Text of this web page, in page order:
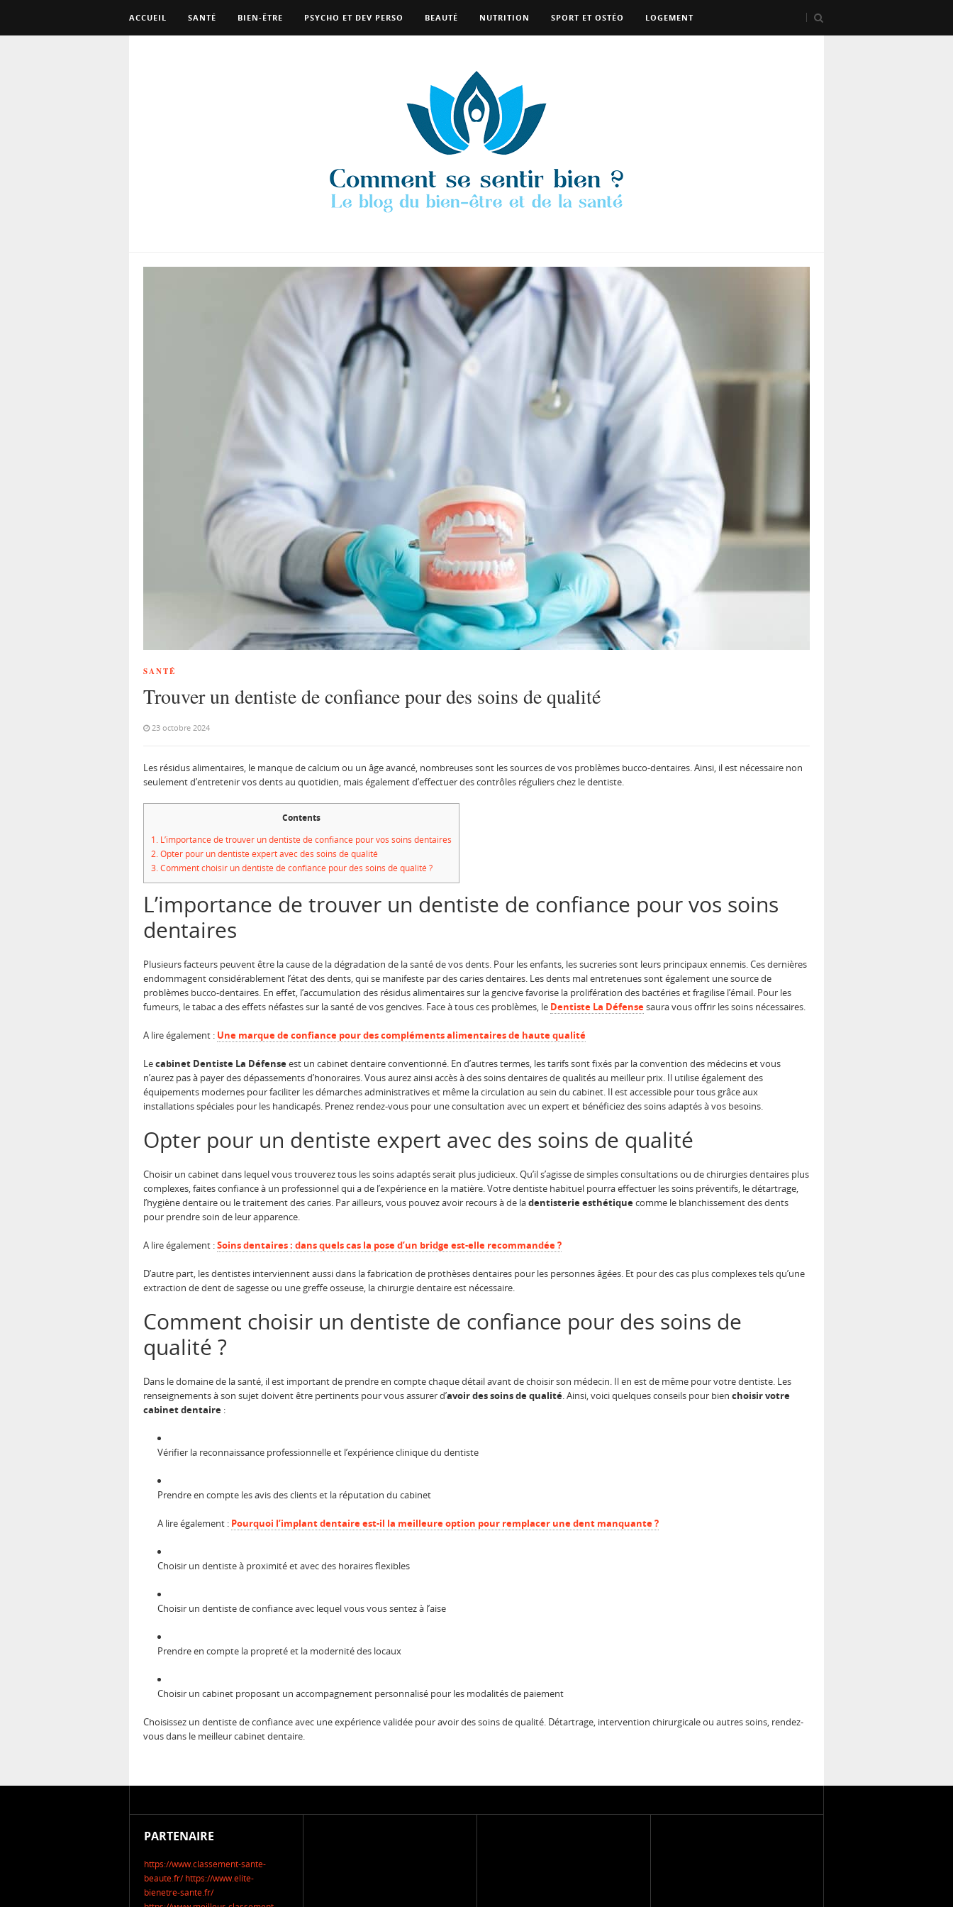
ACCUEIL SANTÉ BIEN-ÊTRE PSYCHO ET DEV PERSO BEAUTÉ NUTRITION SPORT ET OSTÉO LOGEMENT
SANTÉ
Trouver un dentiste de confiance pour des soins de qualité
23 octobre 2024
Les résidus alimentaires, le manque de calcium ou un âge avancé, nombreuses sont les sources de vos problèmes bucco-dentaires. Ainsi, il est nécessaire non
seulement d’entretenir vos dents au quotidien, mais également d’effectuer des contrôles réguliers chez le dentiste.
Contents
1. L’importance de trouver un dentiste de confiance pour vos soins dentaires
2.Opter pour un dentiste expert avec des soins de qualité
3.Comment choisir un dentiste de confiance pour des soins de qualité ?
L’importance de trouver un dentiste de confiance pour vos soins
dentaires
Plusieurs facteurs peuvent être la cause de la dégradation de la santé de vos dents. Pour les enfants, les sucreries sont leurs principaux ennemis. Ces dernières
endommagent considérablement l’état des dents, qui se manifeste par des caries dentaires. Les dents mal entretenues sont également une source de
problèmes bucco-dentaires. En effet, l’accumulation des résidus alimentaires sur la gencive favorise la prolifération des bactéries et fragilise l’émail. Pour les
fumeurs, le tabac a des effets néfastes sur la santé de vos gencives. Face à tous ces problèmes, le Dentiste La Défensesaura vous offrir les soins nécessaires.
A lire également : Une marque de confiance pour des compléments alimentaires de haute qualité
Lecabinet Dentiste La Défenseest un cabinet dentaire conventionné. En d’autres termes, les tarifs sont fixés par la convention des médecins et vous
n’aurez pas à payer des dépassements d’honoraires. Vous aurez ainsi accès à des soins dentaires de qualités au meilleur prix. Il utilise également des
équipements modernes pour faciliter les démarches administratives et même la circulation au sein du cabinet. Il est accessible pour tous grâce aux
installations spéciales pour les handicapés. Prenez rendez-vous pour une consultation avec un expert et bénéficiez des soins adaptés à vos besoins.
Opter pour un dentiste expert avec des soins de qualité
Choisir un cabinetdans lequel vous trouverez tous les soins adaptés serait plus judicieux. Qu’il s’agisse de simples consultations ou de chirurgies dentaires plus
complexes, faites confiance à un professionnel qui a de l’expérience en la matière. Votre dentiste habituel pourra effectuer les soins préventifs, le détartrage,
l’hygiène dentaire ou le traitement des caries. Par ailleurs, vous pouvez avoir recours à de ladentisterie esthétiquecomme le blanchissement des dents
pour prendre soin de leur apparence.
A lire également :Soins dentaires : dans quels cas la pose d’un bridge est-elle recommandée ?
D’autre part, les dentistes interviennent aussi dans la fabrication de prothèses dentaires pour les personnes âgées. Et pour des cas plus complexes tels qu’une
extraction de dent de sagesse ou une greffe osseuse, la chirurgie dentaire est nécessaire.
Comment choisir un dentiste de confiance pour des soins de
qualité ?
Dans le domaine de la santé, il est important de prendre en compte chaque détail avant de choisir son médecin. Il en est de même pour votre dentiste. Les
renseignements à son sujet doivent être pertinents pour vous assurer d’avoir des soins de qualité. Ainsi, voici quelques conseils pour bien choisir votre
cabinet dentaire :
Vérifier la reconnaissance professionnelle et l’expérience clinique du dentiste
Prendre en compte les avis des clients et la réputation du cabinet
A lire également : Pourquoi l’implant dentaire est-il la meilleure option pour remplacer une dent manquante ?
Choisir un dentiste à proximité et avec des horaires flexibles
Choisir un dentiste de confiance avec lequel vous vous sentez à l’aise
Prendre en compte la propreté et la modernité des locaux
Choisir un cabinet proposant un accompagnement personnalisé pour les modalités de paiement
Choisissez un dentiste de confiance avec une expérience validée pour avoir des soins de qualité. Détartrage, intervention chirurgicale ou autres soins, rendez-
vous dans le meilleur cabinet dentaire.
PARTENAIRE
https://www.classement-sante-
beaute.fr/ https://www.elite-
bienetre-sante.fr/